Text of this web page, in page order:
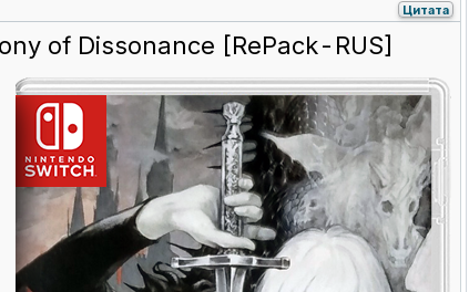
Цитата
of Dissonance [RePack-RUS]